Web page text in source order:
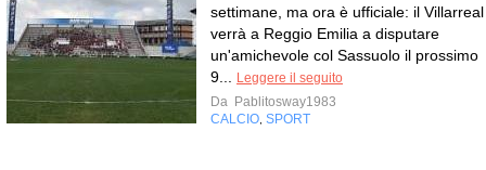
settimane, ma ora è ufficiale: il Villarreal
verrà a Reggio Emilia a disputare
un'amichevole col Sassuolo il prossimo
9...
Leggere il seguito
Da Pablitosway1983
CALCIO SPORT